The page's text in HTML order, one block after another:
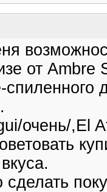
от Ambrе
спиленного
очень/,El